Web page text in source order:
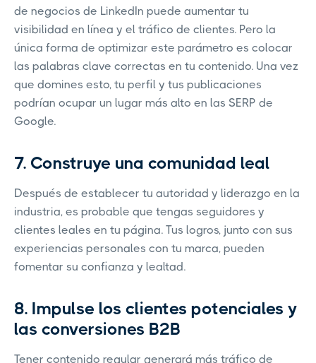
de negocios de LinkedIn puede aumentar tu
visibilidad en línea y el tráfico de clientes. Pero la
única forma de optimizar este parámetro es colocar
las palabras clave correctas en tu contenido. Una vez
que domines esto, tu perfil y tus publicaciones
podrían ocupar un lugar más alto en las SERP de
Google.
7. Construye una comunidad leal
Después de establecer tu autoridad y liderazgo en la
industria, es probable que tengas seguidores y
clientes leales en tu página. Tus logros, junto con sus
experiencias personales con tu marca, pueden
fomentar su confianza y lealtad.
8. Impulse los clientes potenciales y
las conversiones B2B
Tener contenido regular generará más tráfico de